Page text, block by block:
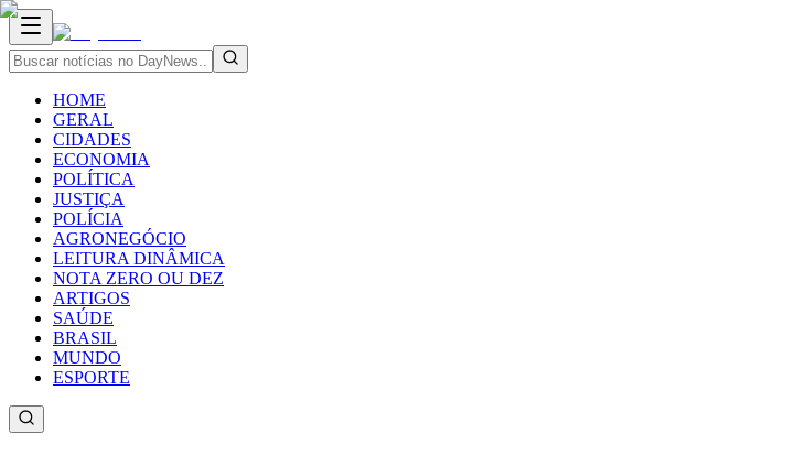
HOME
GERAL
CIDADES
ECONOMIA
POLÍTICA
JUSTIÇA
POLÍCIA
AGRONEGÓCIO
LEITURA DINÂMICA
NOTA ZERO OU DEZ
ARTIGOS
SAÚDE
BRASIL
MUNDO
ESPORTE